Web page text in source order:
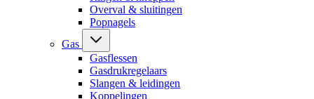
Overval & sluitingen
Popnagels
Gas
Gasflessen
Gasdrukregelaars
Slangen & leidingen
Koppelingen